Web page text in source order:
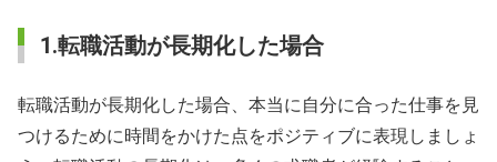
1.転職活動が長期化した場合
転職活動が長期化した場合、本当に自分に合った仕事を見
つけるために時間をかけた点をポジティブに表現しましょ